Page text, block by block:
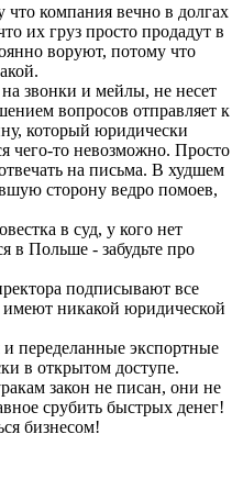
что компания вечно в долгах
их груз просто продадут в
воруют, потому что
звонки и мейлы, не несет
вопросов отправляет к
который юридически
чего-то невозможно. Просто
на письма. В худшем
сторону ведро помоев,
в суд, у кого нет
в Польше - забудьте про
подписывают все
никакой юридической
переделанные экспортные
в открытом доступе.
закон не писан, они не
срубить быстрых денег!
бизнесом!